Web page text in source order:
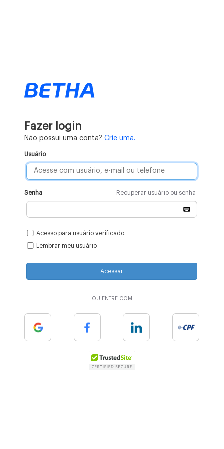
Fazer login
Não possui uma conta? Crie uma.
Usuário
Senha Recuperar usuário ou senha
Acesso para usuário verificado.
Lembrar meu usuário
Acessar
OU ENTRE COM